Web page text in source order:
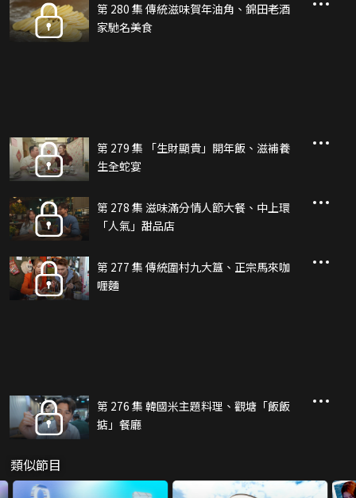
第 280 集 傳統滋味賀年油角、錦田老酒
家馳名美食
第 279 集 「生財顯貴」開年飯、滋補養
生全蛇宴
第 278 集 滋味滿分情人節大餐、中上環
「人氣」甜品店
第 277 集 傳統圍村九大簋、正宗馬來咖
喱麵
第 276 集 韓國米主題料理、觀塘「飯飯
掂」餐廳
類似節目